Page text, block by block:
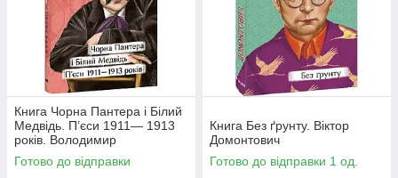
Книга Чорна Пантера i Білий
Медвідь. П’єси 1911— 1913
років. Володимир
Винниченко
Готово до відправки
Книга Без ґрунту. Віктор
Домонтович
Готово до відправки 1 од.